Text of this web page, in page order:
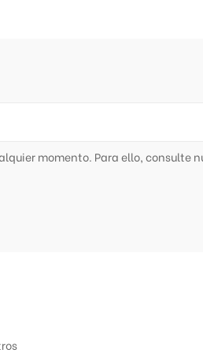
momento. Para ello, consulte